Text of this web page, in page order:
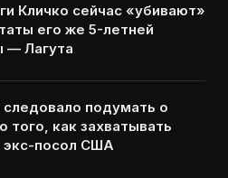
Кличко сейчас «убивают»
его же 5-летней
— Лагута
следовало подумать о
того, как захватывать
экс-посол США